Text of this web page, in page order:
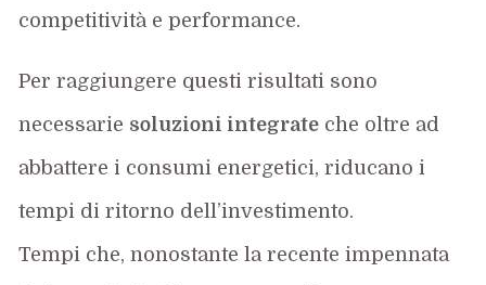
competitività e performance.
Per raggiungere questi risultati sono
necessarie soluzioni integrate che oltre ad
abbattere i consumi energetici, riducano i
tempi di ritorno dell’investimento.
Tempi che, nonostante la recente impennata